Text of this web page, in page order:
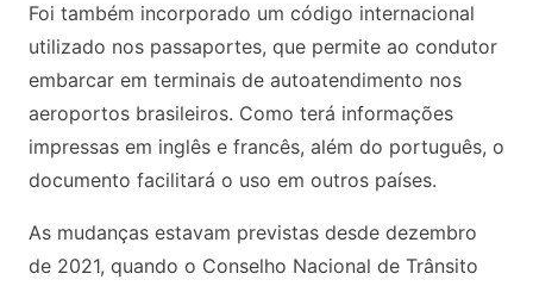
Foi também incorporado um código internacional
utilizado nos passaportes, que permite ao condutor
embarcar em terminais de autoatendimento nos
aeroportos brasileiros. Como terá informações
impressas em inglês e francês, além do português, o
documento facilitará o uso em outros países.
As mudanças estavam previstas desde dezembro
de 2021, quando o Conselho Nacional de Trânsito